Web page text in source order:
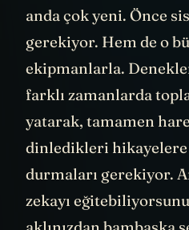
anda çok yeni. Önce
gerekiyor. Hem de o
ekipmanlarla.
farklı zamanlarda
yatarak, tamamen
dinledikleri
durmaları gerekiyor.
zekayı